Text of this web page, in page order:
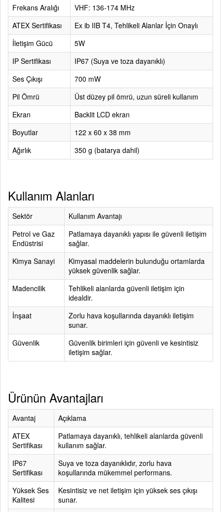
Frekans Aralığı
VHF: 136-174 MHz
ATEX Sertifikası
Ex ib IIB T4, Tehlikeli Alanlar İçin Onaylı
İletişim Gücü
5W
IP Sertifikası
IP67 (Suya ve toza dayanıklı)
Ses Çıkışı
700 mW
Pil Ömrü
Üst düzey pil ömrü, uzun süreli kullanım
Ekran
Backlit LCD ekran
Boyutlar
122 x 60 x 38 mm
Ağırlık
350 g (batarya dahil)
Kullanım Alanları
Sektör
Kullanım Avantajı
Petrol ve Gaz
Endüstrisi
Patlamaya dayanıklı yapısı ile güvenli iletişim
sağlar.
Kimya Sanayi
Kimyasal maddelerin bulunduğu ortamlarda
yüksek güvenlik sağlar.
Madencilik
Tehlikeli alanlarda güvenli iletişim için
idealdir.
İnşaat
Zorlu hava koşullarında dayanıklı iletişim
sunar.
Güvenlik
Güvenlik birimleri için güvenli ve kesintisiz
iletişim sağlar.
Ürünün Avantajları
Avantaj
Açıklama
ATEX
Sertifikası
Patlamaya dayanıklı, tehlikeli alanlarda güvenli
kullanım sağlar.
IP67
Sertifikası
Suya ve toza dayanıklıdır, zorlu hava
koşullarında mükemmel performans.
Yüksek Ses
Kalitesi
Kesintisiz ve net iletişim için yüksek ses çıkışı
sunar.